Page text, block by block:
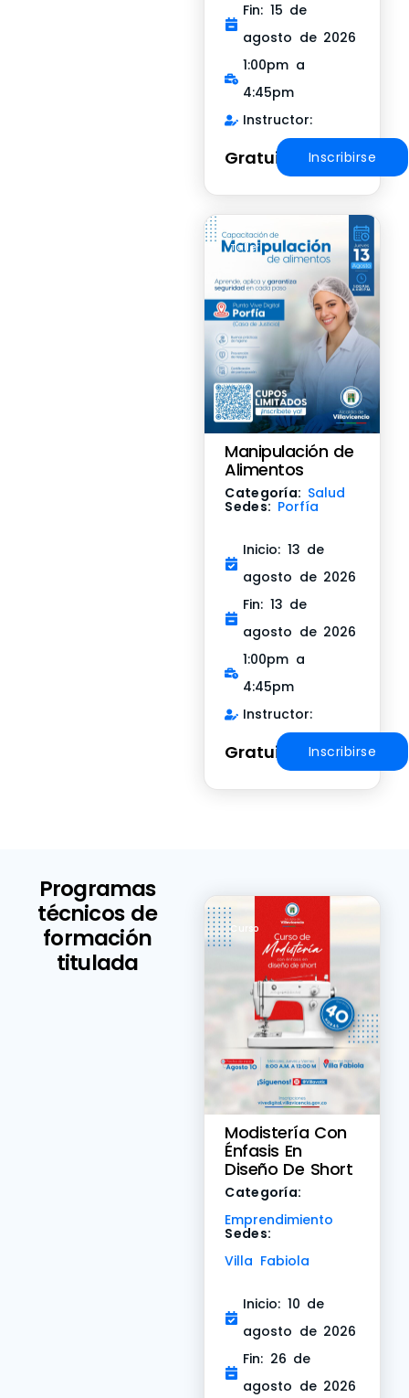
Fin: 15 de
agosto de 2026
1:00pm a
4:45pm
Instructor:
Gratuito Inscribirse
Taller
Manipulación de
Alimentos
Categoría: Salud
Sedes: Porfía
Inicio: 13 de
agosto de 2026
Fin: 13 de
agosto de 2026
1:00pm a
4:45pm
Instructor:
Gratuito Inscribirse
Programas
técnicos de
formación
titulada
Curso
Modistería Con
Énfasis En
Diseño De Short
Categoría:
Emprendimiento
Sedes:
Villa Fabiola
Inicio: 10 de
agosto de 2026
Fin: 26 de
agosto de 2026